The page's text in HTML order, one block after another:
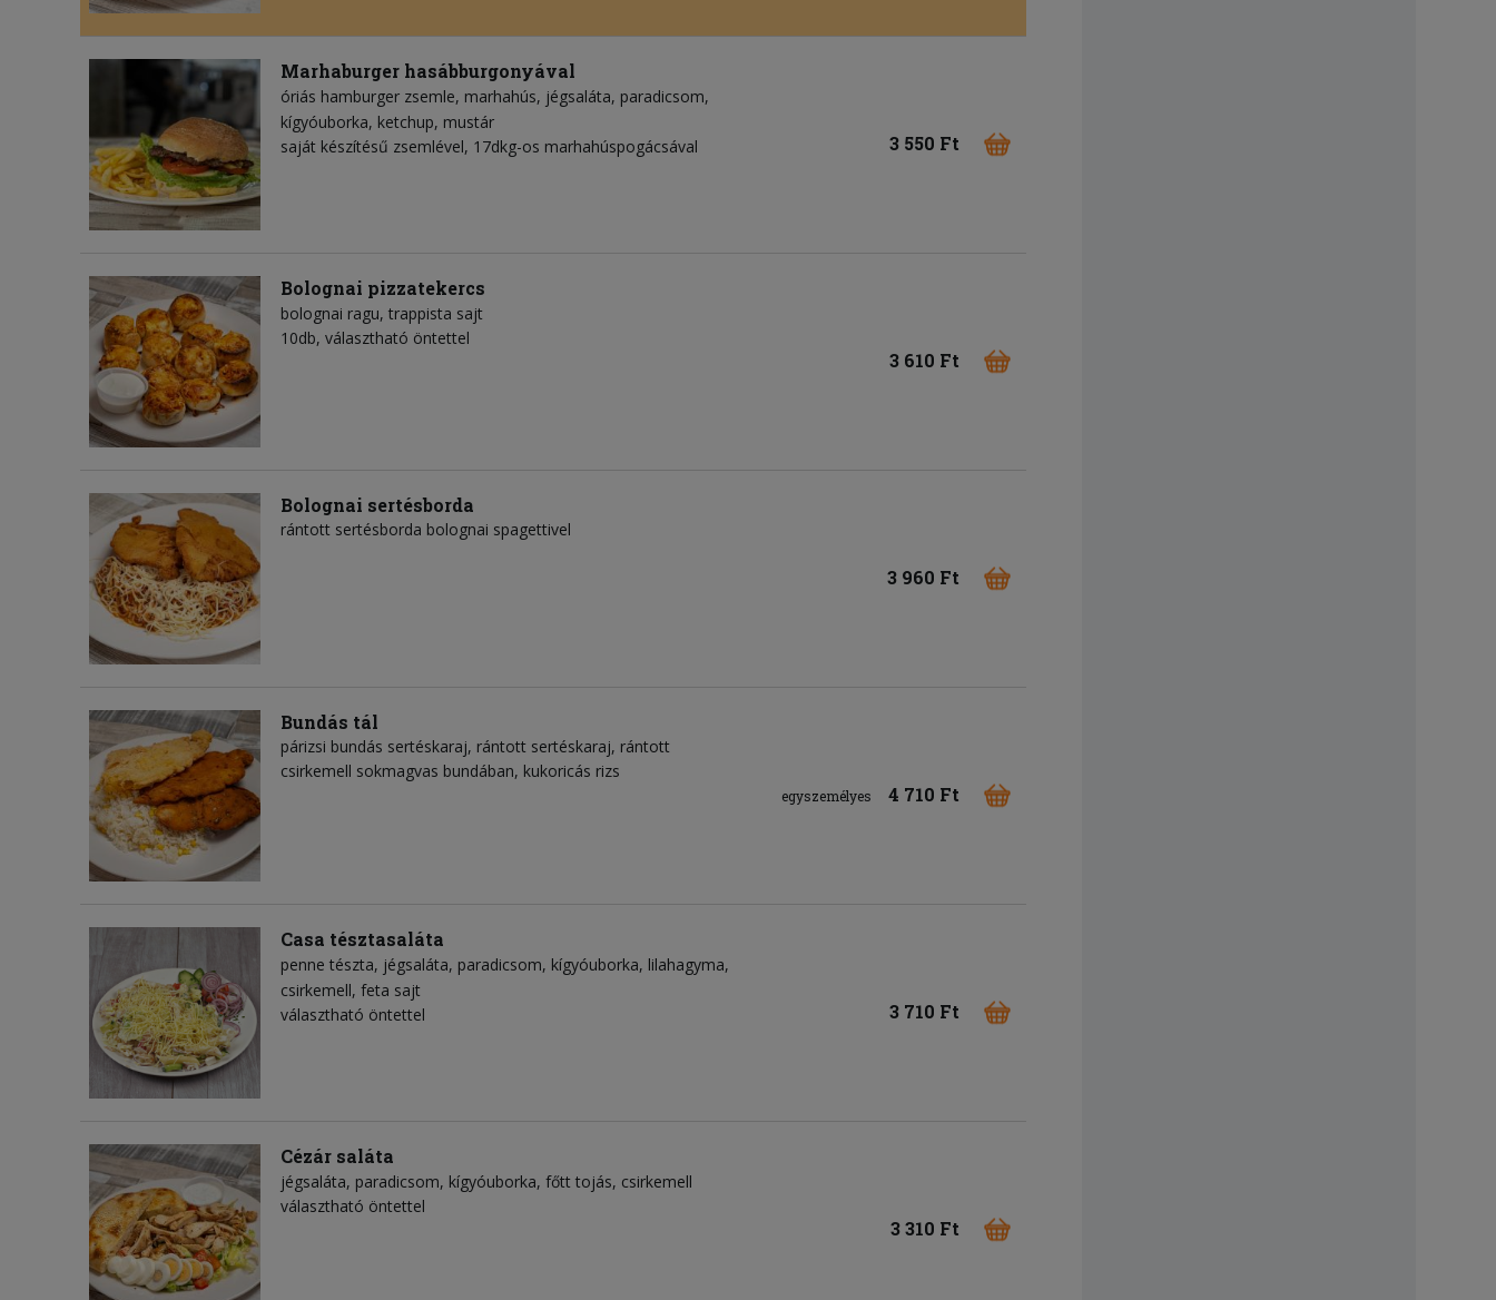
Marhaburger hasábburgonyával
óriás hamburger zsemle marhahús jégsaláta paradicsom
kígyóuborka ketchup mustár
saját készítésű zsemlével, 17dkg-os marhahúspogácsával
3 550 Ft
Bolognai pizzatekercs
bolognai ragu trappista sajt
10db, választható öntettel
3 610 Ft
Bolognai sertésborda
rántott sertésborda bolognai spagettivel
3 960 Ft
Bundás tál
párizsi bundás sertéskaraj, rántott sertéskaraj, rántott
csirkemell sokmagvas bundában, kukoricás rizs
egyszemélyes 4 710 Ft
Casa tésztasaláta
penne tészta jégsaláta paradicsom kígyóuborka lilahagyma
csirkemell feta sajt
választható öntettel
3 710 Ft
Cézár saláta
jégsaláta paradicsom kígyóuborka főtt tojás csirkemell
választható öntettel
3 310 Ft